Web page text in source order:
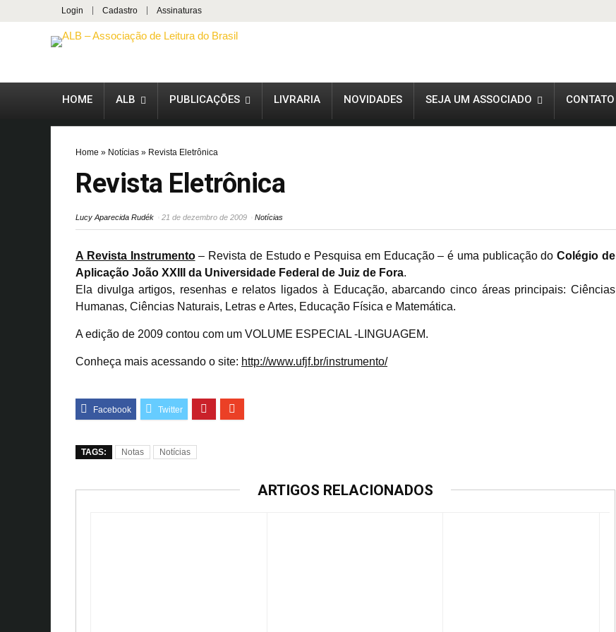
Login Cadastro Assinaturas
HOME ALB PUBLICAÇÕES LIVRARIA NOVIDADES SEJA UM ASSOCIADO CONTATO
Home » Notícias » Revista Eletrônica
Revista Eletrônica
Lucy Aparecida Rudék 21 de dezembro de 2009 Notícias
A Revista Instrumento– Revista de Estudo e Pesquisa em Educação – é uma publicação doColégio de
Aplicação João XXIII da Universidade Federal de Juiz de Fora.
Ela divulga artigos, resenhas e relatos ligados à Educação, abarcando cinco áreas principais: Ciências
Humanas, Ciências Naturais, Letras e Artes, Educação Física e Matemática.
A edição de 2009 contou com um VOLUME ESPECIAL -LINGUAGEM.
Conheça mais acessando o site: http://www.ufjf.br/instrumento/
TAGS: Notas Notícias
ARTIGOS RELACIONADOS